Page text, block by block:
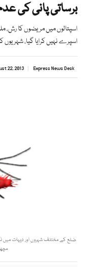
برساتی پانی کی
اسپتالوں میں مریضوں کا رش،
اسپرے نہیں کرایا گیا، شہریوں
Express News Desk
22, 2013
ضلع کے مختلف شہروں اور دیہات میں